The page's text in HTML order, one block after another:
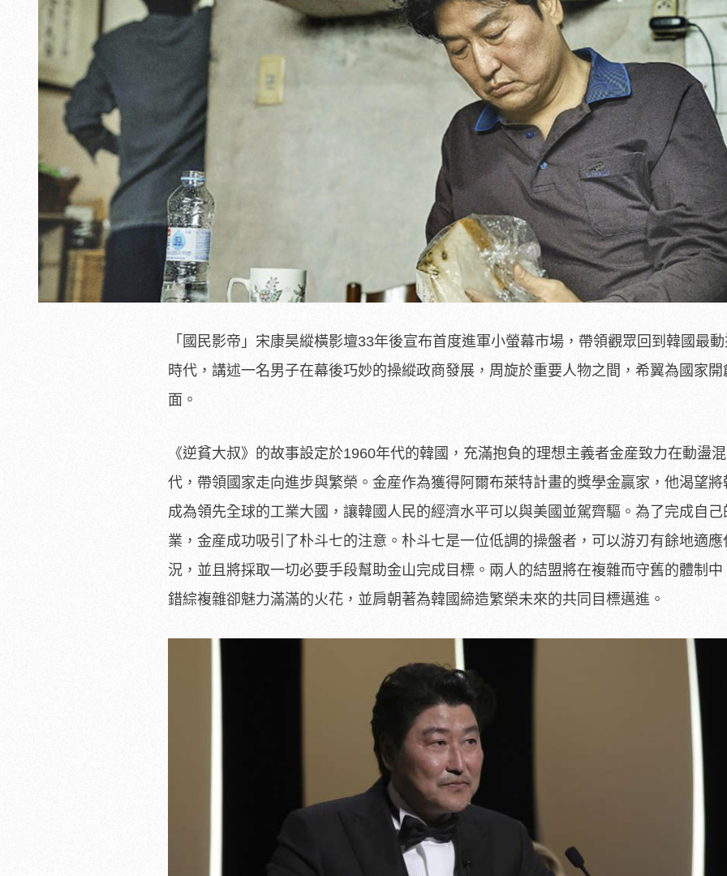
「國民影帝」宋康昊縱橫影壇33年後宣布首度進軍小螢幕市場，帶領觀眾回到韓國最
時代，講述一名男子在幕後巧妙的操縱政商發展，周旋於重要人物之間，希翼為國家開
面。
《逆貧大叔》的故事設定於1960年代的韓國，充滿抱負的理想主義者金産致力在動盪
代，帶領國家走向進步與繁榮。金産作為獲得阿爾布萊特計畫的獎學金贏家，他渴望將
成為領先全球的工業大國，讓韓國人民的經濟水平可以與美國並駕齊驅。為了完成自己
業，金産成功吸引了朴斗七的注意。朴斗七是一位低調的操盤者，可以游刃有餘地適應
況，並且將採取一切必要手段幫助金山完成目標。兩人的結盟將在複雜而守舊的體制中
錯綜複雜卻魅力滿滿的火花，並肩朝著為韓國締造繁榮未來的共同目標邁進。